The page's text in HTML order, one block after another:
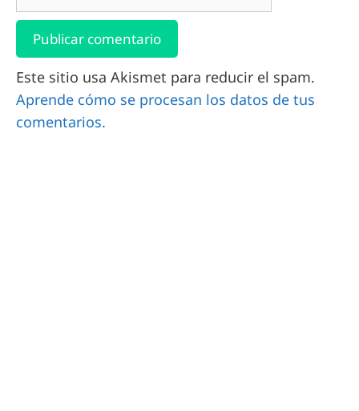
Este sitio usa Akismet para reducir el spam.
Aprende cómo se procesan los datos de tus
comentarios.